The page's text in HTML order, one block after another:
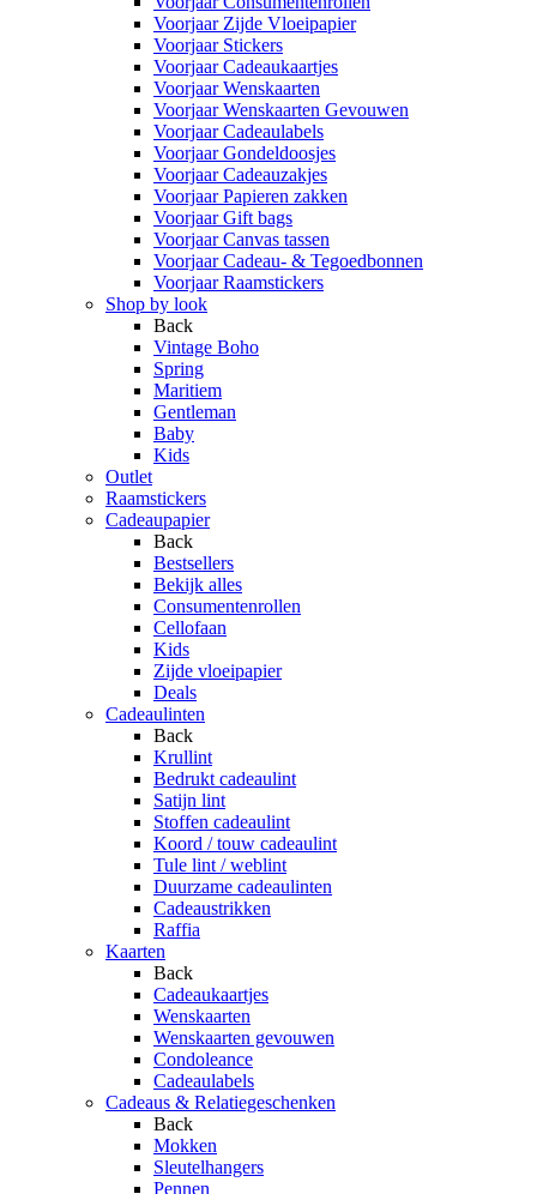
Voorjaar Zijde Vloeipapier
Voorjaar Stickers
Voorjaar Cadeaukaartjes
Voorjaar Wenskaarten
Voorjaar Wenskaarten Gevouwen
Voorjaar Cadeaulabels
Voorjaar Gondeldoosjes
Voorjaar Cadeauzakjes
Voorjaar Papieren zakken
Voorjaar Gift bags
Voorjaar Canvas tassen
Voorjaar Cadeau- & Tegoedbonnen
Voorjaar Raamstickers
Shop by look
Back
Vintage Boho
Spring
Maritiem
Gentleman
Baby
Kids
Outlet
Raamstickers
Cadeaupapier
Back
Bestsellers
Bekijk alles
Consumentenrollen
Cellofaan
Kids
Zijde vloeipapier
Deals
Cadeaulinten
Back
Krullint
Bedrukt cadeaulint
Satijn lint
Stoffen cadeaulint
Koord / touw cadeaulint
Tule lint / weblint
Duurzame cadeaulinten
Cadeaustrikken
Raffia
Kaarten
Back
Cadeaukaartjes
Wenskaarten
Wenskaarten gevouwen
Condoleance
Cadeaulabels
Cadeaus & Relatiegeschenken
Back
Mokken
Sleutelhangers
Pennen